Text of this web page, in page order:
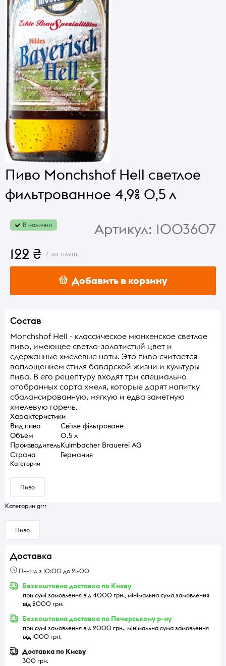
Пиво Monchshof Hell светлое
фильтрованное 4,9% 0,5 л
В наличии Артикул: 1003607
122 ₴ / за пляш.
Добавить в корзину
Состав
Monchshof Hell - классическое мюнхенское светлое
пиво, имеющее светло-золотистый цвет и
сдержанные хмелевые ноты. Это пиво считается
воплощением стиля баварской жизни и культуры
пива. В его рецептуру входят три специально
отобранных сорта хмеля, которые дарят напитку
сбалансированную, мягкую и едва заметную
хмелевую горечь.
Характеристики
Вид пива
Світле фільтроване
Объем
0.5 л
ПроизводительKulmbacher Brauerei AG
Страна
Германия
Категории
Пиво
Категории grrr
Пиво
Доставка
Пн-Нд з 10:00 до 21-00
Безкоштовна доставка по Києву
при сумі замовлення від 4000 грн., мінімальна сума замовлення
від 2000 грн.
Безкоштовна доставка по Печерському р-ну
при сумі замовлення від 2000 грн., мінімальна сума замовлення
від 1000 грн.
Доставка по Києву
300 грн.